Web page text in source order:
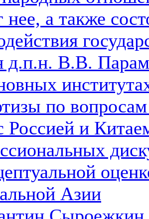
нее, а также
д.п.н. В.В.
по
Россией и
Азии